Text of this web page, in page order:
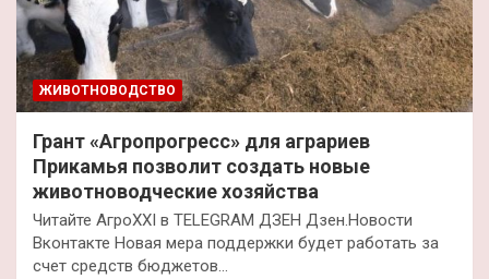
ЖИВОТНОВОДСТВО
Грант «Агропрогресс» для аграриев
Прикамья позволит создать новые
животноводческие хозяйства
Читайте АгроXXI в TELEGRAM ДЗЕН Дзен.Новости
Вконтакте Новая мера поддержки будет работать за
счет средств бюджетов…